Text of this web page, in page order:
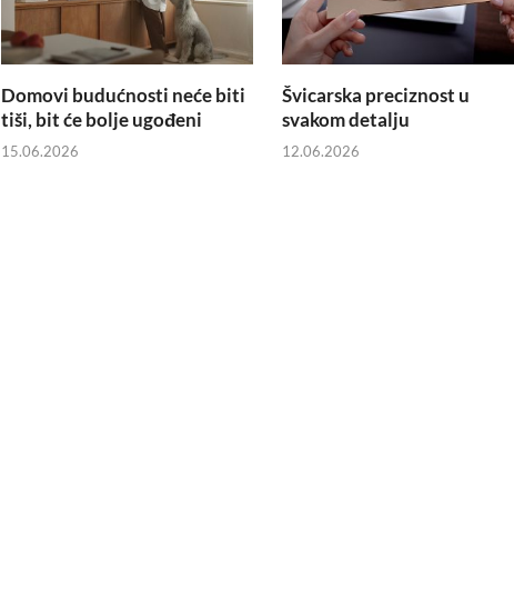
Domovi budućnosti neće biti
tiši, bit će bolje ugođeni
15.06.2026
Švicarska preciznost u
svakom detalju
12.06.2026